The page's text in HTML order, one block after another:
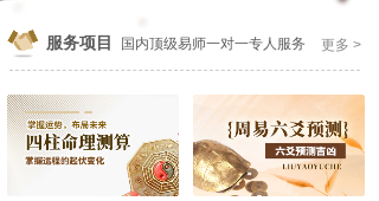
国内顶级易师一对一专人服务 更多 >
服务项目